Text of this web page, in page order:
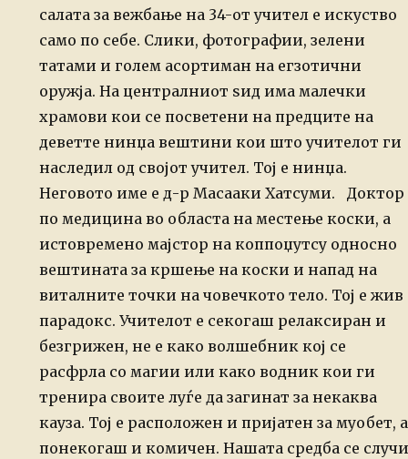
салата за вежбање на 34-от учител е искуство
само по себе. Слики, фотографии, зелени
татами и голем асортиман на егзотични
оружја. На централниот ѕид има малечки
храмови кои се посветени на предците на
деветте нинџа вештини кои што учителот ги
наследил од својот учител. Тој е нинџа.
Неговото име е д-р Масааки Хатсуми. Доктор
по медицина во областа на местење коски, а
истовремено мајстор на коппоџутсу односно
вештината за кршење на коски и напад на
виталните точки на човечкото тело. Тој е жив
парадокс. Учителот е секогаш релаксиран и
безгрижен, не е како волшебник кој се
расфрла со магии или како водник кои ги
тренира своите луѓе дазагинат за некаква
кауза. Тој е расположен и пријатен за муобет, а
понекогаш и комичен. Нашата средба се случи